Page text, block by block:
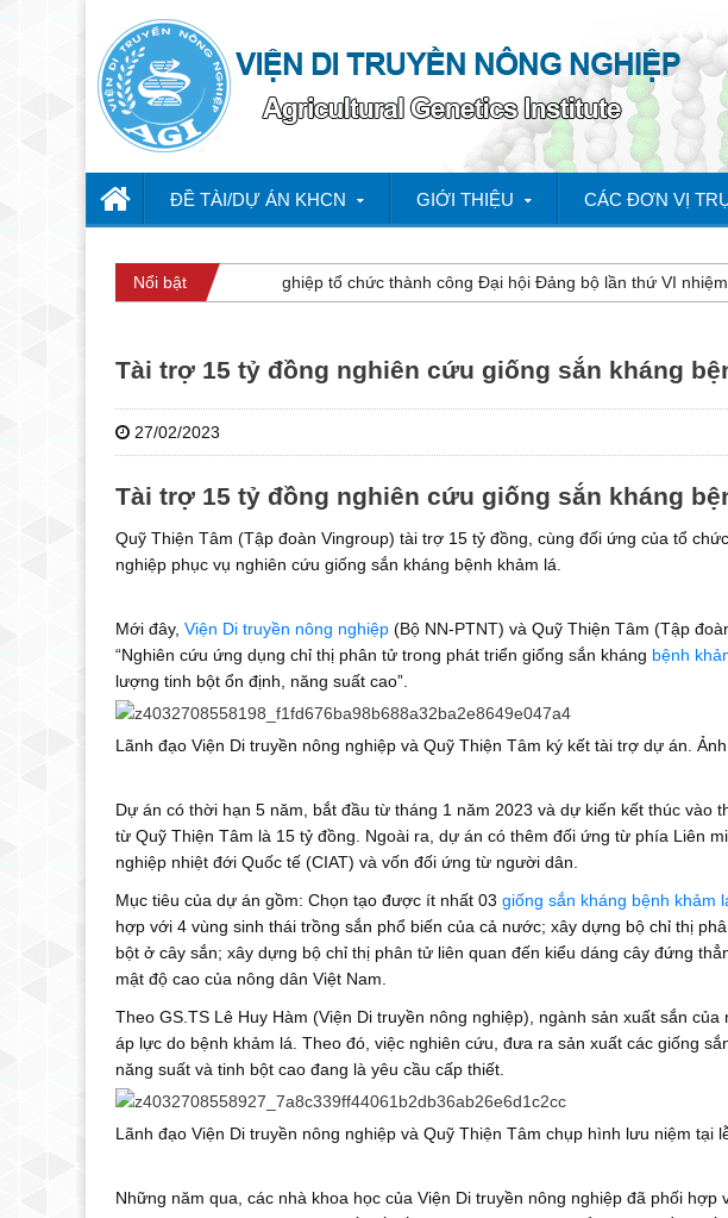
ĐỀ TÀI/DỰ ÁN KHCN GIỚI THIỆU CÁC ĐƠN VỊ
Nổi bật
Viện Di truyền Nông nghiệp tổ chức thành công Đại hội Đảng bộ lần thứ VI nhiệm kỳ
Tài trợ 15 tỷ đồng nghiên cứu giống sắn kháng
27/02/2023
Tài trợ 15 tỷ đồng nghiên cứu giống sắn kháng
Quỹ Thiện Tâm (Tập đoàn Vingroup) tài trợ 15 tỷ đồng, cùng đối ứng của tổ
nghiệp phục vụ nghiên cứu giống sắn kháng bệnh khảm lá.
Mới đây, Viện Di truyền nông nghiệp (Bộ NN-PTNT) và Quỹ Thiện Tâm (Tập
“Nghiên cứu ứng dụng chỉ thị phân tử trong phát triển giống sắn kháng bệnh
lượng tinh bột ổn định, năng suất cao”.
Lãnh đạo Viện Di truyền nông nghiệp và Quỹ Thiện Tâm ký kết tài trợ dự án.
Dự án có thời hạn 5 năm, bắt đầu từ tháng 1 năm 2023 và dự kiến kết thúc vào
từ Quỹ Thiện Tâm là 15 tỷ đồng. Ngoài ra, dự án có thêm đối ứng từ phía Liên
nghiệp nhiệt đới Quốc tế (CIAT) và vốn đối ứng từ người dân.
Mục tiêu của dự án gồm: Chọn tạo được ít nhất 03 giống sắn kháng bệnh khảm
hợp với 4 vùng sinh thái trồng sắn phổ biến của cả nước; xây dựng bộ chỉ thị
bột ở cây sắn; xây dựng bộ chỉ thị phân tử liên quan đến kiểu dáng cây đứng
mật độ cao của nông dân Việt Nam.
Theo GS.TS Lê Huy Hàm (Viện Di truyền nông nghiệp), ngành sản xuất sắn
áp lực do bệnh khảm lá. Theo đó, việc nghiên cứu, đưa ra sản xuất các giống
năng suất và tinh bột cao đang là yêu cầu cấp thiết.
Lãnh đạo Viện Di truyền nông nghiệp và Quỹ Thiện Tâm chụp hình lưu niệm tại
Những năm qua, các nhà khoa học của Viện Di truyền nông nghiệp đã phối hợp